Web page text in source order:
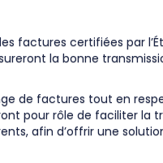
factures certifiées par
la bonne
de factures tout en
pour rôle de faciliter la
afin d’offrir une